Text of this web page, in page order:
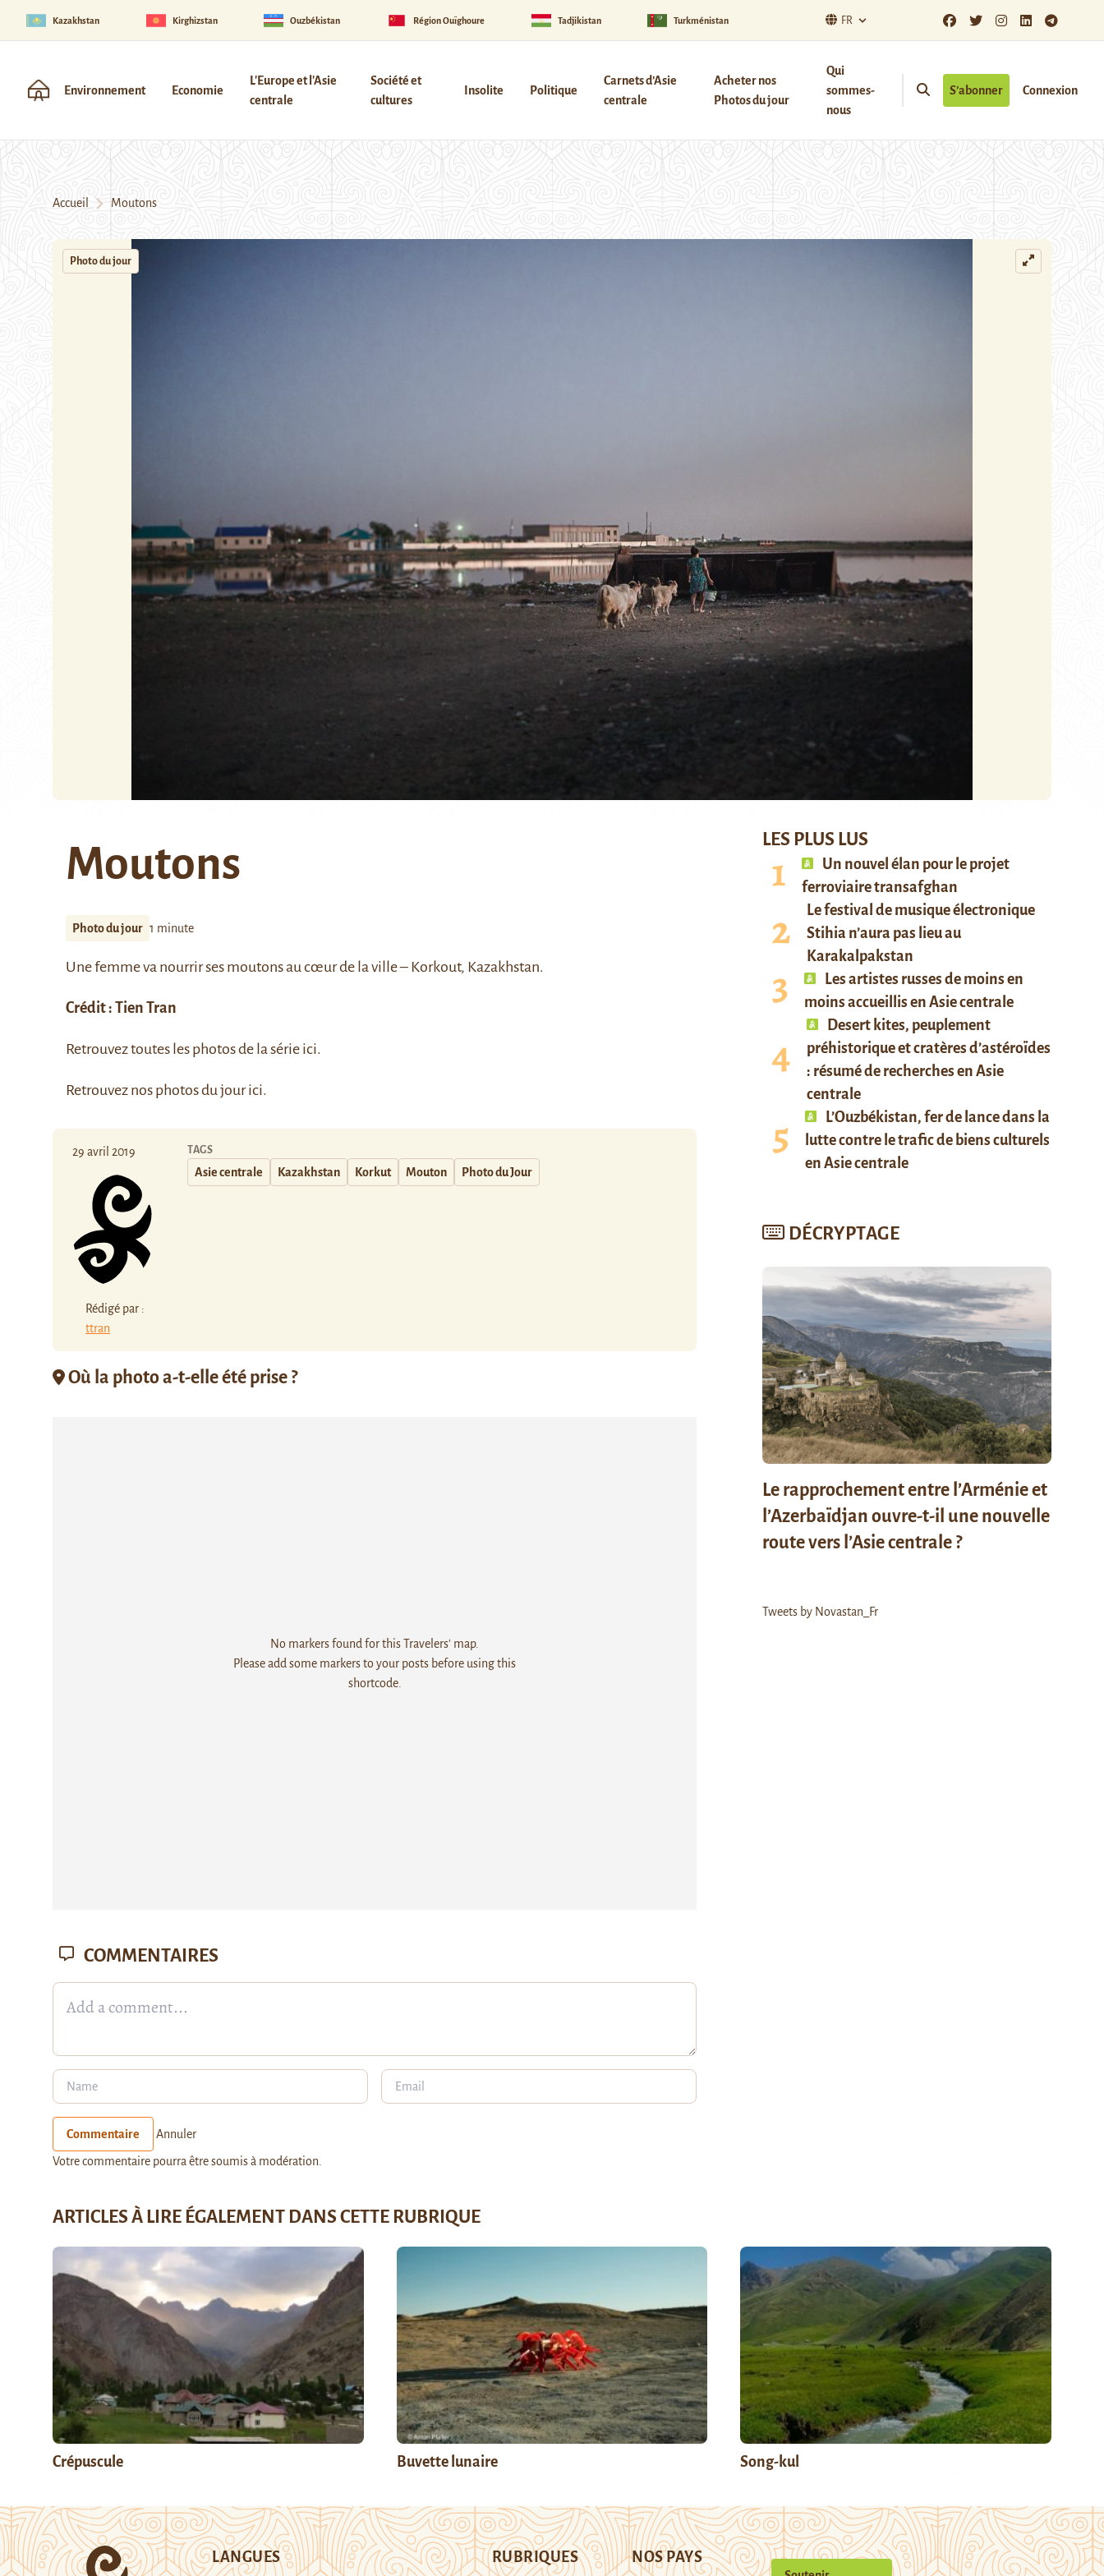
Kazakhstan Kirghizstan Ouzbékistan Région Ouïghoure Tadjikistan Turkménistan FR
Environnement Economie
L'Europe et l'Asie
centrale
Société et
cultures
Insolite Politique
Carnets d’Asie
centrale
Acheter nos
Photos du jour
Qui
sommes-
nous
S’abonner Connexion
Accueil Moutons
Photo du jour
Moutons
Photo du jour 1 minute
Une femme va nourrir ses moutons au cœur de la ville – Korkout, Kazakhstan.
Crédit : Tien Tran
Retrouvez toutes les photos de la série ici.
Retrouvez nos photos du jourici.
29 avril 2019
Rédigé par :
ttran
TAGS
Asie centrale Kazakhstan Korkut Mouton Photo du Jour
Où la photo a-t-elle été prise ?
No markers found for this Travelers' map.
Please add some markers to your posts before using this
shortcode.
LES PLUS LUS
Un nouvel élan pour le projet
ferroviaire transafghan
Le festival de musique électronique
Stihia n’aura pas lieu au
Karakalpakstan
Les artistes russes de moins en
moins accueillis en Asie centrale
Desert kites, peuplement
préhistorique et cratères d’astéroïdes
: résumé de recherches en Asie
centrale
L’Ouzbékistan, fer de lance dans la
lutte contre le trafic de biens culturels
en Asie centrale
DÉCRYPTAGE
Le rapprochement entre l’Arménie et
l’Azerbaïdjan ouvre-t-il une nouvelle
route vers l’Asie centrale ?
Tweets by Novastan_Fr
COMMENTAIRES
Commentaire Annuler
Votre commentaire pourra être soumis à modération.
ARTICLES À LIRE ÉGALEMENT DANS CETTE RUBRIQUE
Crépuscule Buvette lunaire Song-kul
LANGUES RUBRIQUES NOS PAYS